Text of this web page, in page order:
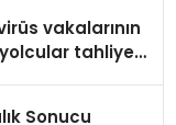
vakalarının
tahliye
Sonucu